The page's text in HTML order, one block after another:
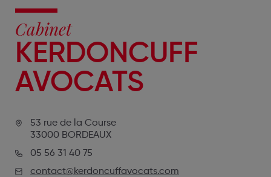
Cabinet
KERDONCUFF
AVOCATS
53 rue de la Course
33000 BORDEAUX
05 56 31 40 75
contact@kerdoncuffavocats.com